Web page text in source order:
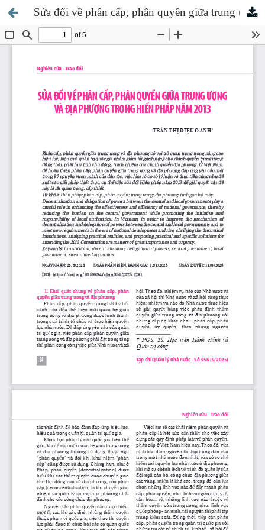
Sửa đổi về phân cấp, phân quyền giữa trung ương và địa phương trong Hiến pháp năm 2013